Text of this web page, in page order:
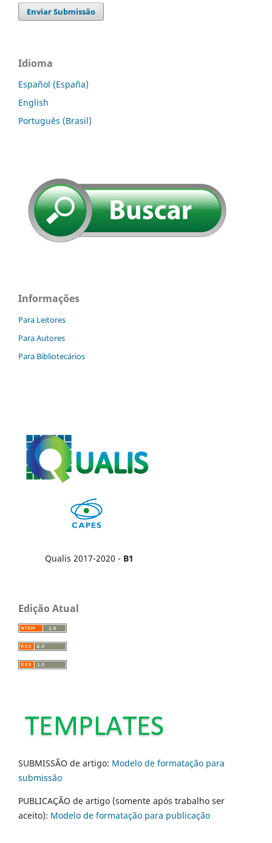
Enviar Submissão
Idioma
Español (España)
English
Português (Brasil)
Informações
Para Leitores
Para Autores
Para Bibliotecários
Qualis 2017-2020 - B1
Edição Atual
SUBMISSÃO de artigo: Modelo de formatação para
submissão
PUBLICAÇÃO de artigo (somente após trabalho ser
aceito): Modelo de formatação para publicação